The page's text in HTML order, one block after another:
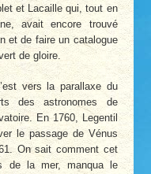
et Lacaille qui, tout en
avait encore trouvé
et de faire un catalogue
de gloire.
vers la parallaxe du
des astronomes de
En 1760, Legentil
le passage de Vénus
On sait comment cet
de la mer, manqua le